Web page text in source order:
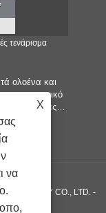
X
να
τενάρισμα
ολοένα και
να
και
επεξεργασίας
στην
Ως
έχει
πηνίου.
MACHINERY CO., LTD. -